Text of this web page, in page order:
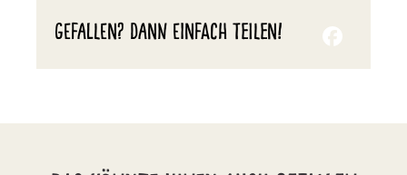
GEFALLEN? DANN EINFACH TEILEN!